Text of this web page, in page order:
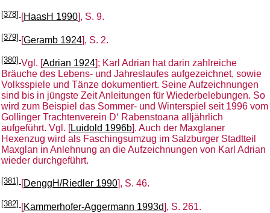
[378] HaasH 1990 ], S. 9.
[379] [Geramb 1924], S. 2.
[380] Vgl. [Adrian 1924]; Karl Adrian hat darin zahlreiche
Bräuche des Lebens- und Jahreslaufes aufgezeichnet, sowie
Volksspiele und Tänze dokumentiert. Seine Aufzeichnungen
sind bis in jüngste Zeit Anleitungen für Wiederbelebungen. So
wird zum Beispiel das Sommer- und Winterspiel seit 1996 vom
Gollinger Trachtenverein D‘ Rabenstoana alljährlich
aufgeführt. Vgl. [Luidold 1996b]. Auch der Maxglaner
Hexenzug wird als Faschingsumzug im Salzburger Stadtteil
Maxglan in Anlehnung an die Aufzeichnungen von Karl Adrian
wieder durchgeführt.
[381] DenggH/Riedler 1990 ], S. 46.
[382] [Kammerhofer-Aggermann 1993d], S. 261.